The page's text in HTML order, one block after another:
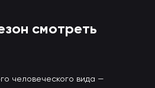
смотреть
человеческого вида —